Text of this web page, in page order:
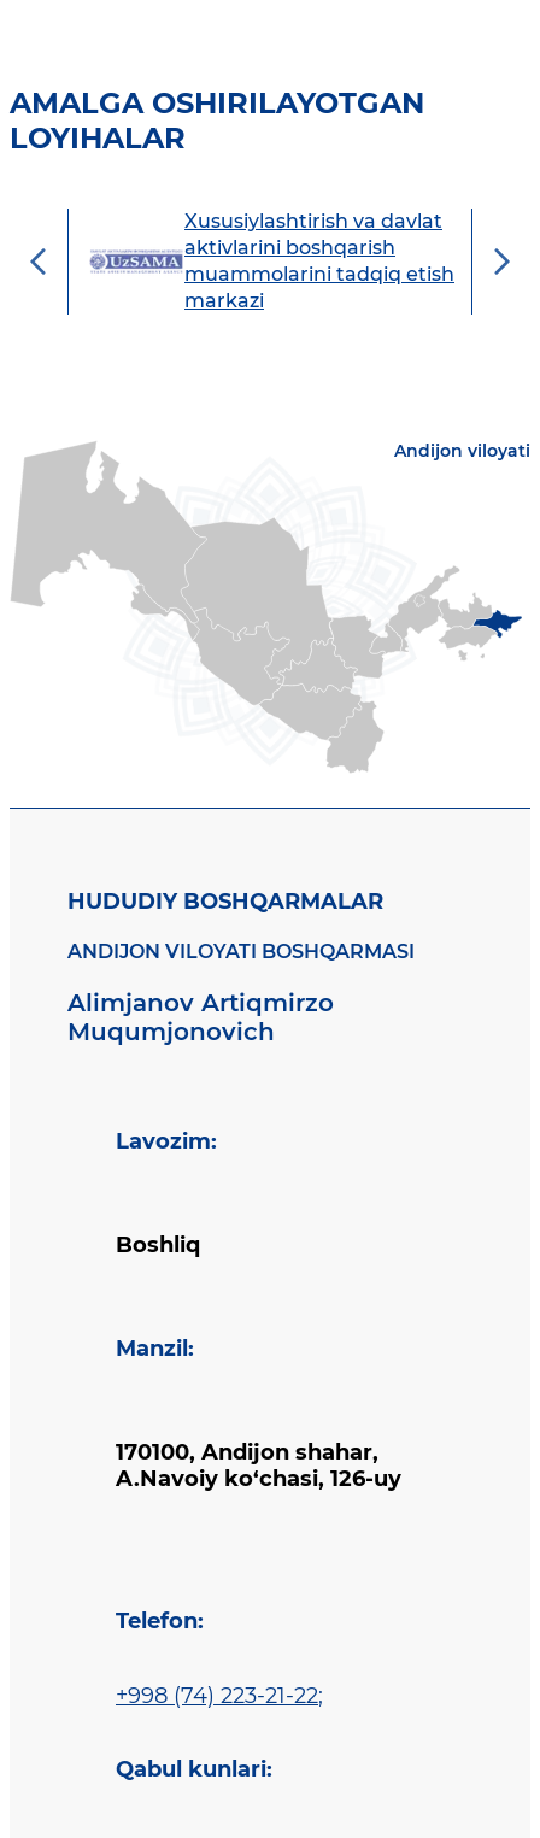
AMALGA OSHIRILAYOTGAN
LOYIHALAR
Xususiylashtirish va davlat
aktivlarini boshqarish
muammolarini tadqiq etish
markazi
Andijon viloyati
HUDUDIY BOSHQARMALAR
ANDIJON VILOYATI BOSHQARMASI
Alimjanov Artiqmirzo
Muqumjonovich
Lavozim:
Boshliq
Manzil :
170100, Andijon shahar,
A.Navoiy ko‘chasi, 126-uy
Telefon:
+998 (74) 223-21-22;
Qabul kunlari: